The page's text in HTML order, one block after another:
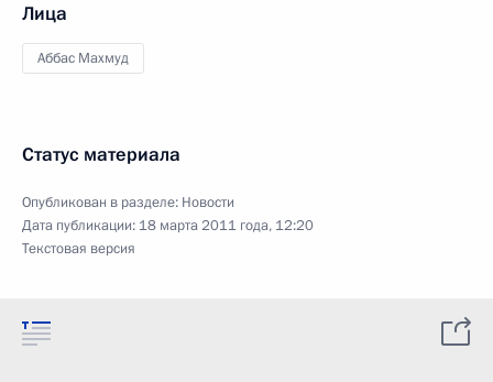
Лица
Аббас Махмуд
Статус материала
Опубликован в разделе: Новости
Дата публикации: 18 марта 2011 года, 12:20
Текстовая версия